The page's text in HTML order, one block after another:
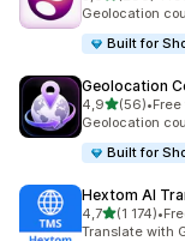
Geolocation
Built for
Geolocation
4,9/ 5 tähteä
(56)
56 arvostelua
•
Geolocation
Built for
Hextom AI
4,7/ 5 tähteä
(1 174)
1174 •
Translate with